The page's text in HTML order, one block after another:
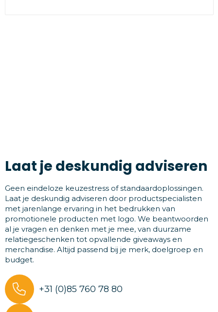
Laat je deskundig adviseren
Geen eindeloze keuzestress of standaardoplossingen.
Laat je deskundig adviseren door productspecialisten
met jarenlange ervaring in het bedrukken van
promotionele producten met logo. We beantwoorden
al je vragen en denken met je mee, van duurzame
relatiegeschenken tot opvallende giveaways en
merchandise. Altijd passend bij je merk, doelgroep en
budget.
+31 (0)85 760 78 80